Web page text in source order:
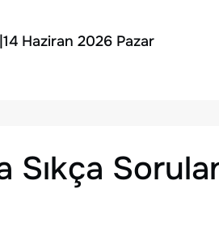
Haziran 2026 Pazar
Sıkça